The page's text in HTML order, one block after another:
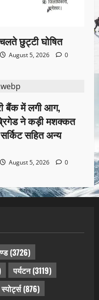
छुट्टी घोषित
August 5, 2026
0
बैंक में लगी आग,
ने कड़ी मशक्कत
सहित अन्य
August 5, 2026
0
(3726)
पर्यटन(3119)
स्पोर्ट्स(876)